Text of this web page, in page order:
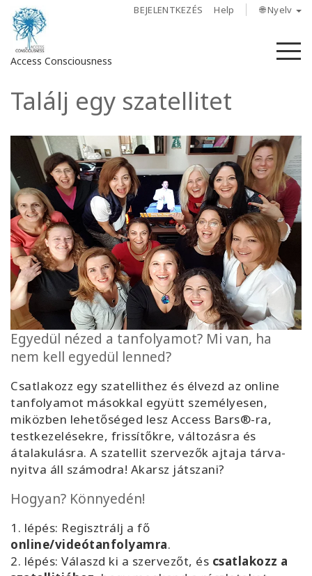
BEJELENTKEZÉS Help 🌐 Nyelv
Access Consciousness
Bejelentkezés
fiókba
Rólunk
Access
Bars
Régiók
Tanfolyamok
Facilitators
Shop
More
Hírek
KAPCSOLAT
KERESÉS
Találj egy szatellitet
Egyedül nézed a tanfolyamot? Mi van, ha
nem kell egyedül lenned?
Csatlakozz egy szatellithez és élvezd az online
tanfolyamot másokkal együtt személyesen,
miközben lehetőséged lesz Access Bars®-ra,
testkezelésekre, frissítőkre, változásra és
átalakulásra. A szatellit szervezők ajtaja tárva-
nyitva áll számodra! Akarsz játszani?
Hogyan? Könnyedén!
1. lépés: Regisztrálj a fő
online/videótanfolyamra.
2. lépés: Válaszd ki a szervezőt, és csatlakozz a